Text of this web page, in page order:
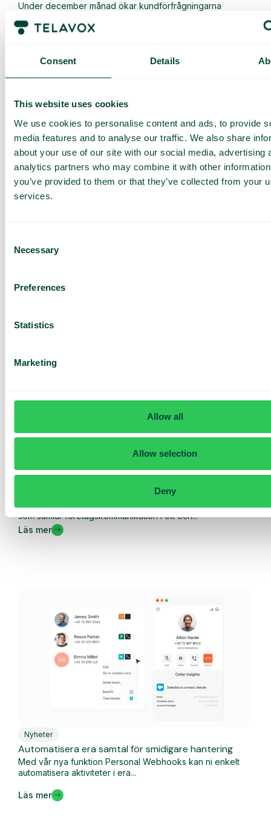
Consent Details
This website uses cookies
We use cookies to personalise content and ads, to provide
media features and to analyse our traffic. We also share
about your use of our site with our social media, advertising
analytics partners who may combine it with other
you’ve provided to them or that they’ve collected from your
services.
Selection
Necessary
Preferences
Statistics
Marketing
Allow all
Allow selection
Deny
Under december månad ökar kundförfrågningarna
2023*...
Nu är det slut med att spela in om och om igen för...
Allmänt
Vad är UCaaS – och hur funkar det?
som samlar företagskommunikation i ett och...
Läs mer
Nyheter
Automatisera era samtal för smidigare hantering
Med vår nya funktion Personal Webhooks kan ni enkelt
automatisera aktiviteter i era...
Läs mer